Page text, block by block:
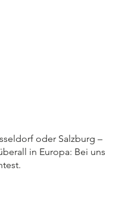
oder Salzburg –
in Europa: Bei uns